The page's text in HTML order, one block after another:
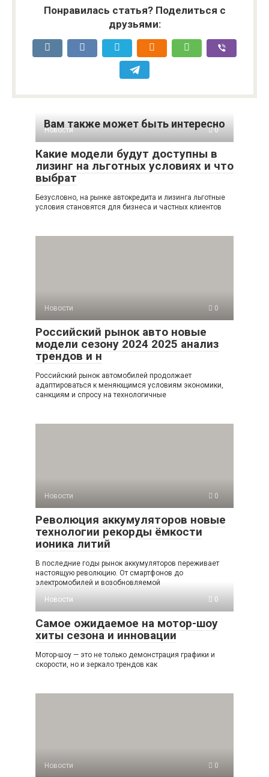
Понравилась статья? Поделиться с
друзьями:
Вам также может быть интересно
Новости 0
Какие модели будут доступны в
лизинг на льготных условиях и что
выбрат
Безусловно, на рынке автокредита и лизинга льготные
условия становятся для бизнеса и частных клиентов
Новости 0
Российский рынок авто новые
модели сезону 2024 2025 анализ
трендов и н
Российский рынок автомобилей продолжает
адаптироваться к меняющимся условиям экономики,
санкциям и спросу на технологичные
Новости 0
Революция аккумуляторов новые
технологии рекорды ёмкости
ионика литий
В последние годы рынок аккумуляторов переживает
настоящую революцию. От смартфонов до
электромобилей и возобновляемой
Новости
0
Самое ожидаемое на мотор-шоу
хиты сезона и инновации
Мотор-шоу — это не только демонстрация графики и
скорости, но и зеркало трендов как
Новости 0